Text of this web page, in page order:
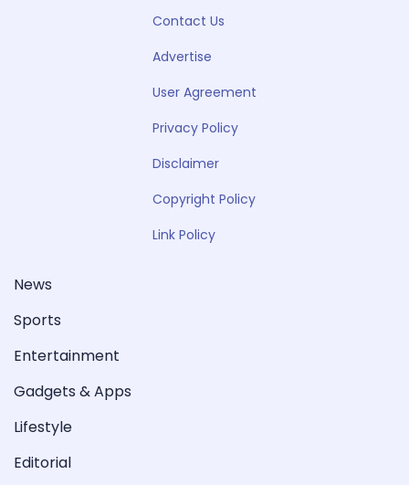
Contact Us
Advertise
User Agreement
Privacy Policy
Disclaimer
Copyright Policy
Link Policy
News
Sports
Entertainment
Gadgets & Apps
Lifestyle
Editorial